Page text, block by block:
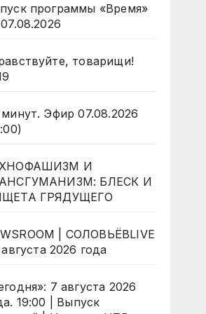
программы «Время»
товарищи!
Эфир 07.08.2026
И
БЛЕСК И
ГРЯДУЩЕГО
| СОЛОВЬЁВLIVE
августа 2026 года
7 августа 2026
19:00 | Выпуск